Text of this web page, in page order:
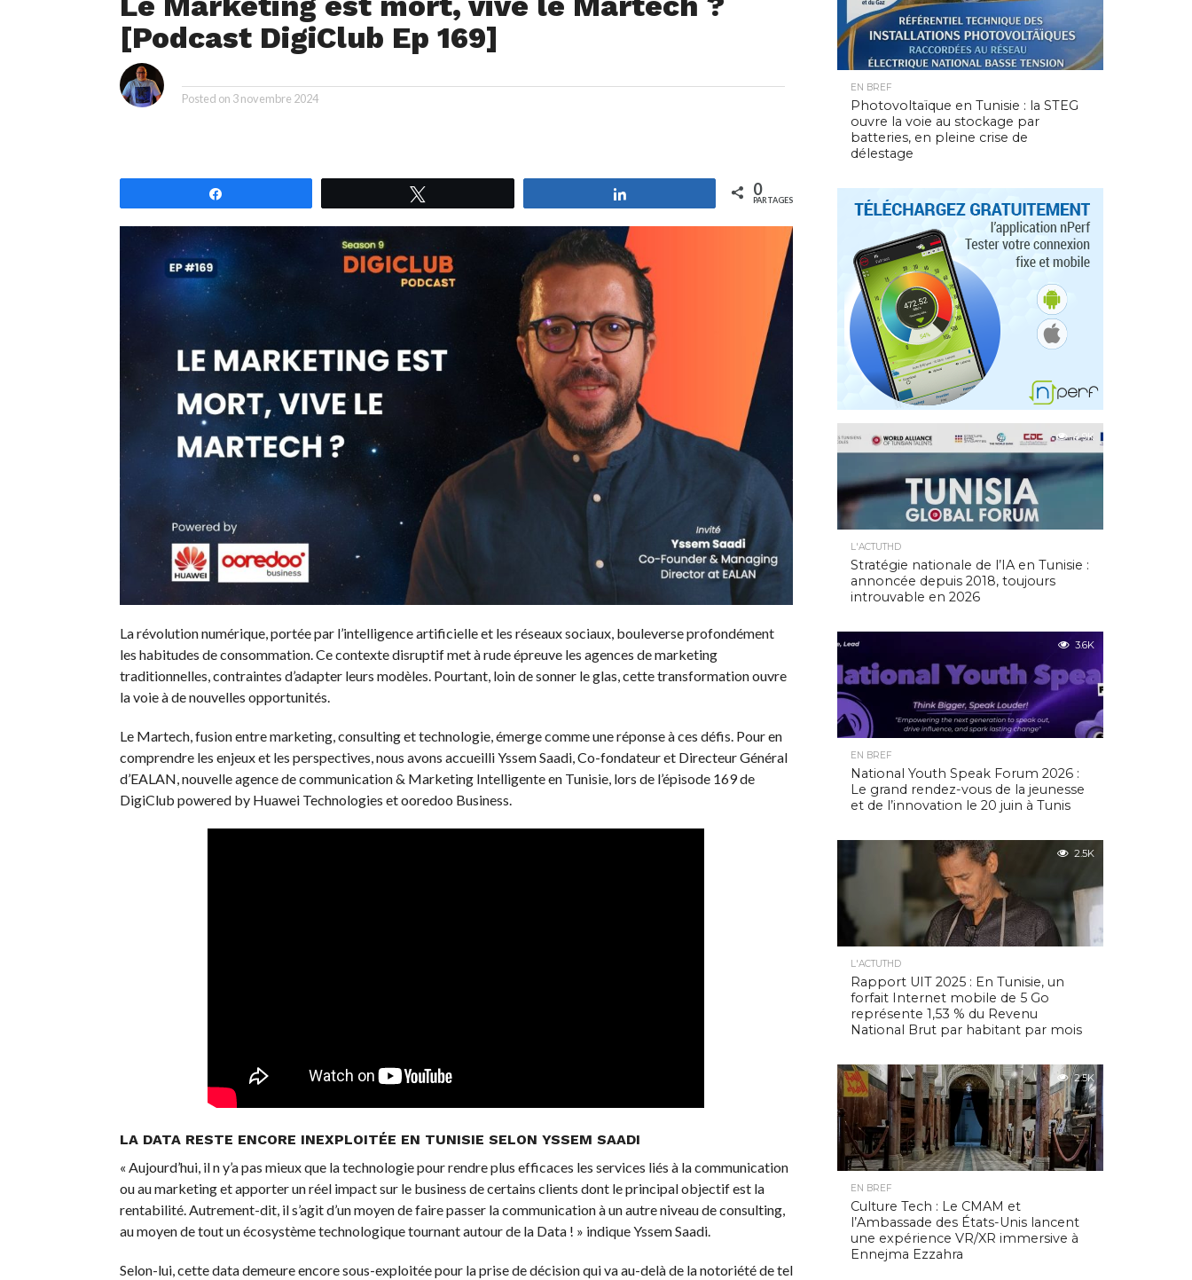
[Podcast DigiClub Ep 169]
Posted on 3 novembre 2024
0
PARTAGES
La révolution numérique, portée par l’intelligence artificielle et les réseaux sociaux, bouleverse profondément
les habitudes de consommation. Ce contexte disruptif met à rude épreuve les agences de marketing
traditionnelles, contraintes d’adapter leurs modèles. Pourtant, loin de sonner le glas, cette transformation ouvre
la voie à de nouvelles opportunités.
Le Martech, fusion entre marketing, consulting et technologie, émerge comme une réponse à ces défis. Pour en
comprendre les enjeux et les perspectives, nous avons accueilli Yssem Saadi, Co-fondateur et Directeur Général
d’EALAN, nouvelle agence de communication & Marketing Intelligente en Tunisie, lors de l’épisode 169 de
DigiClub powered by Huawei Technologies et ooredoo Business.
LA DATA RESTE ENCORE INEXPLOITÉE EN TUNISIE SELON YSSEM SAADI
« Aujourd’hui, il n y’a pas mieux que la technologie pour rendre plus efficaces les services liés à la communication
ou au marketing et apporter un réel impact sur le business de certains clients dont le principal objectif est la
rentabilité. Autrement-dit, il s’agit d’un moyen de faire passer la communication à un autre niveau de consulting,
au moyen de tout un écosystème technologique tournant autour de la Data ! » indique Yssem Saadi.
Selon-lui, cette data demeure encore sous-exploitée pour la prise de décision qui va au-delà de la notoriété de tel
EN BREF
Photovoltaïque en Tunisie : la STEG
ouvre la voie au stockage par
batteries, en pleine crise de
délestage
4.9K
L'ACTUTHD
Stratégie nationale de l’IA en Tunisie :
annoncée depuis 2018, toujours
introuvable en 2026
3.6K
EN BREF
National Youth Speak Forum 2026 :
Le grand rendez-vous de la jeunesse
et de l’innovation le 20 juin à Tunis
2.5K
L'ACTUTHD
Rapport UIT 2025 : En Tunisie, un
forfait Internet mobile de 5 Go
représente 1,53 % du Revenu
National Brut par habitant par mois
2.5K
EN BREF
Culture Tech : Le CMAM et
l’Ambassade des États-Unis lancent
une expérience VR/XR immersive à
Ennejma Ezzahra